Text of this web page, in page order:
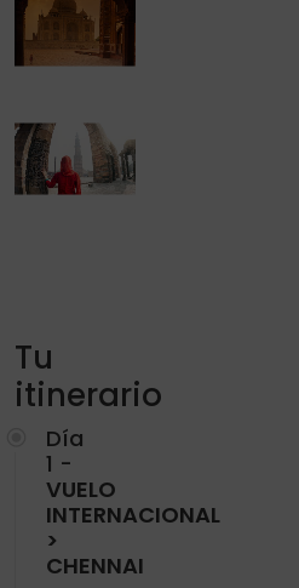
Tu
itinerario
Día
1 -
VUELO
INTERNACIONAL
>
CHENNAI